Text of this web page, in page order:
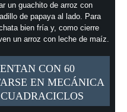
un guachito de arroz con
de papaya al lado. Para
bien fría y, como cierre
un arroz con leche de maíz.
CON 60
EN MECÁNICA